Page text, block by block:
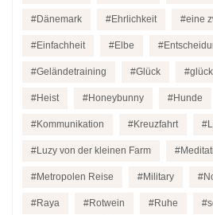
Dänemark Ehrlichkeit eine
Einfachheit Elbe
Geländetraining Glück
Heist Honeybunny Hunde
Kommunikation Kreuzfahrt
Luzy von der kleinen Farm
Metropolen Reise Military
Raya Rotwein Ruhe